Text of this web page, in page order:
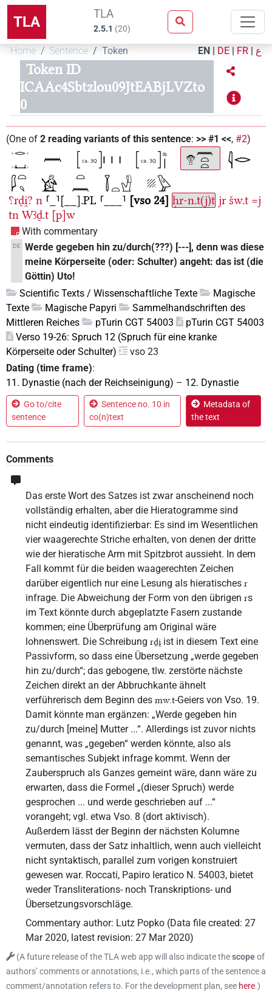
TLA TLA
2.5.1 (20)
Home Sentence Token EN | DE | FR | ع
Token ID
ICAAc4Sbtzlou09JtEABjLVZto
0
(One of 2 reading variants of this sentence: >> #1 <<, #2)
⸮rḏi̯? n ⸢_⸣[__].PL ⸢___⸣ vso 24 ḥr-n.t(j)t jr šw.t =j
tn Wꜣḏ.t [p]w
With commentary
DE Werde gegeben hin zu/durch(???) [---], denn was diese
meine Körperseite (oder: Schulter) angeht: das ist (die
Göttin) Uto!
Scientific Texts / Wissenschaftliche Texte
Magische
Texte
Magische Papyri
Sammelhandschriften des
Mittleren Reiches
pTurin CGT 54003
pTurin CGT 54003
Verso 19-26: Spruch 12 (Spruch für eine kranke
Körperseite oder Schulter)
vso 23
Dating (time frame):
11. Dynastie (nach der Reichseinigung) – 12. Dynastie
Go to/cite
sentence
Sentence no. 10 in
co(n)text
Metadata of
the text
Comments
Das erste Wort des Satzes ist zwar anscheinend noch
vollständig erhalten, aber die Hieratogramme sind
nicht eindeutig identifizierbar: Es sind im Wesentlichen
vier waagerechte Striche erhalten, von denen der dritte
wie der hieratische Arm mit Spitzbrot aussieht. In dem
Fall kommt für die beiden waagerechten Zeichen
darüber eigentlich nur eine Lesung als hieratisches r
infrage. Die Abweichung der Form von den übrigen rs
im Text könnte durch abgeplatzte Fasern zustande
kommen; eine Überprüfung am Original wäre
lohnenswert. Die Schreibung rḏi̯ ist in diesem Text eine
Passivform, so dass eine Übersetzung „werde gegeben
hin zu/durch“; das gebogene, tlw. zerstörte nächste
Zeichen direkt an der Abbruchkante ähnelt
verführerisch dem Beginn des mw.t-Geiers von Vso. 19.
Damit könnte man ergänzen: „Werde gegeben hin
zu/durch [meine] Mutter ...“. Allerdings ist zuvor nichts
genannt, was „gegeben“ werden könnte, also als
semantisches Subjekt infrage kommt. Wenn der
Zauberspruch als Ganzes gemeint wäre, dann wäre zu
erwarten, dass die Formel „(dieser Spruch) werde
gesprochen ... und werde geschrieben auf ...“
vorangeht; vgl. etwa Vso. 8 (dort aktivisch).
Außerdem lässt der Beginn der nächsten Kolumne
vermuten, dass der Satz inhaltlich, wenn auch vielleicht
nicht syntaktisch, parallel zum vorigen konstruiert
gewesen war. Roccati, Papiro Ieratico N. 54003, bietet
weder Transliterations- noch Transkriptions- und
Übersetzungsvorschläge.
Commentary author: Lutz Popko (Data file created: 27
Mar 2020, latest revision: 27 Mar 2020)
(A future release of the TLA web app will also indicate thescopeof
authors’ comments or annotations, i.e., which parts of the sentence a
comment/annotation refers to. For the development plan, see here.)